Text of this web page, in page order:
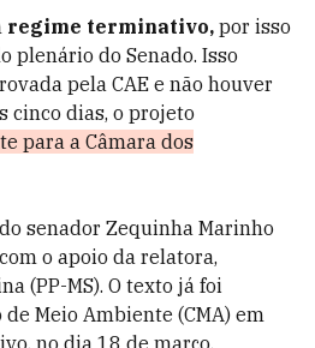
regime terminativo, por isso
plenário do Senado. Isso
pela CAE e não houver
cinco dias, o projeto
para a Câmara dos
senador Zequinha Marinho
o apoio da relatora,
(PP-MS). O texto já foi
Meio Ambiente (CMA) em
no dia 18 de março.